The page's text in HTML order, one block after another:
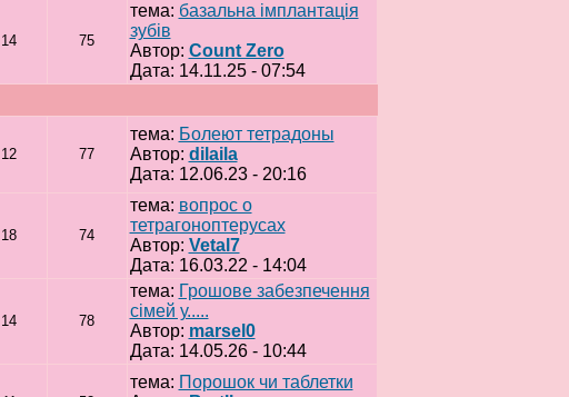
14 75
тема: базальна імплантація
зубів
Автор: Count Zero
Дата: 14.11.25 - 07:54
12 77
тема: Болеют тетрадоны
Автор: dilaila
Дата: 12.06.23 - 20:16
18 74
тема: вопрос о
тетрагоноптерусах
Автор: Vetal7
Дата: 16.03.22 - 14:04
14 78
тема: Грошове забезпечення
сімей у.....
Автор: marsel0
Дата: 14.05.26 - 10:44
тема: Порошок чи таблетки